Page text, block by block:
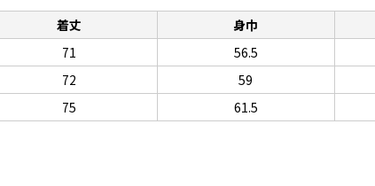
着丈 身巾
71 56.5
72 59
75 61.5